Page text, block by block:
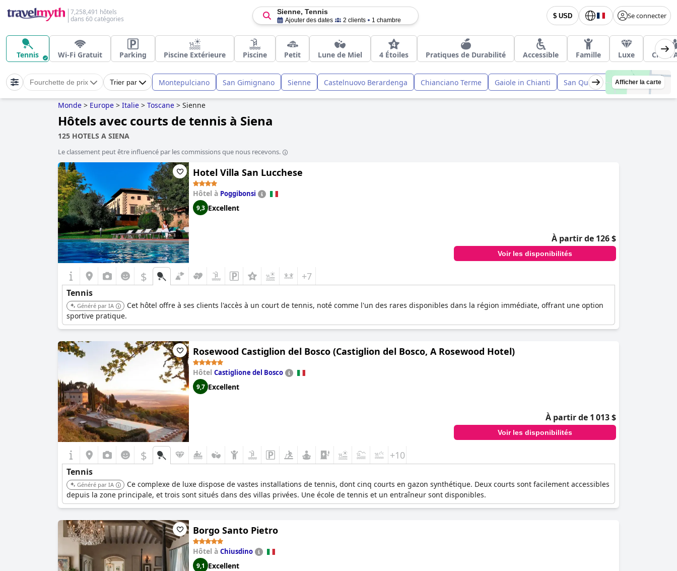
7,258,491 hôtels
dans 60 catégories
$ USD Se connecter
Sienne, Tennis
Ajouter des dates 2 clients 1 chambre
Tennis Wi-Fi Gratuit Parking Piscine Extérieure Piscine Petit Lune de Miel 4 Étoiles Pratiques de Durabilité Accessible Famille Luxe Chien
Fourchette de prix Trier par Montepulciano San Gimignano Sienne Castelnuovo Berardenga Chianciano Terme Gaiole in Chianti San Quirico d OrciaAfficher la carte
Monde > Europe > Italie > Toscane > Sienne
Hôtels avec courts de tennis à Siena
125 HOTELS A SIENA
Le classement peut être influencé par les commissions que nous recevons.
Hotel Villa San Lucchese
Hôtel à Poggibonsi
9,3 Excellent
À partir de 126 $
Voir les disponibilités
$ +7
Tennis
Généré par IA
Cet hôtel offre à ses clients l'accès à un court de tennis, noté comme l'un des rares disponibles dans la région immédiate, offrant une option
sportive pratique.
Rosewood Castiglion del Bosco (Castiglion del Bosco, A Rosewood Hotel)
Hôtel Castiglione del Bosco
9,7 Excellent
À partir de 1 013 $
Voir les disponibilités
$ +10
Tennis
Généré par IA
Ce complexe de luxe dispose de vastes installations de tennis, dont cinq courts en gazon synthétique. Deux courts sont facilement accessibles
depuis la zone principale, et trois sont situés dans des villas privées. Une école de tennis et un entraîneur sont disponibles.
Borgo Santo Pietro
Hôtel à Chiusdino
9,1 Excellent